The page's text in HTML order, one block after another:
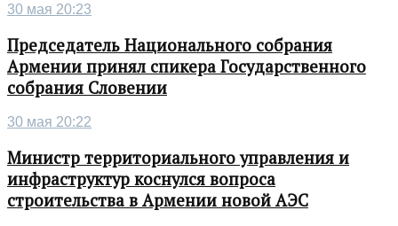
30 мая 20:23
Председатель Национального собрания
Армении принял спикера Государственного
собрания Словении
30 мая 20:22
Министр территориального управления и
инфраструктур коснулся вопроса
строительства в Армении новой АЭС